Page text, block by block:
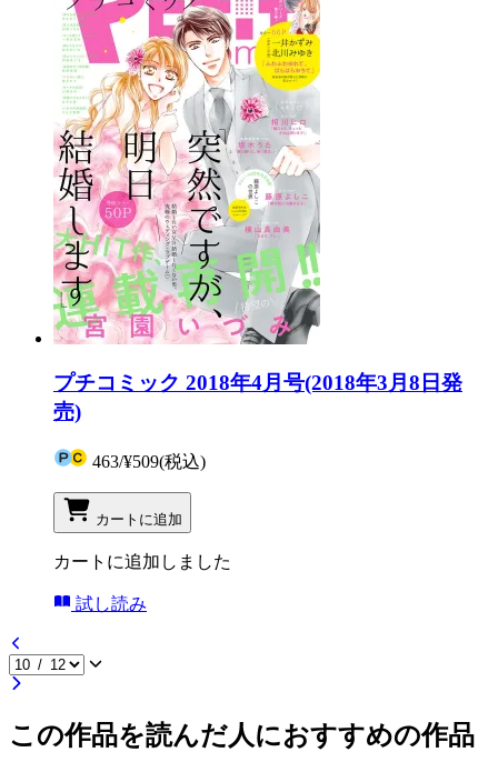
プチコミック 2018年4月号(2018年3月8日発
売)
463/¥509(税込)
カートに追加
カートに追加しました
試し読み
この作品を読んだ人におすすめの作品